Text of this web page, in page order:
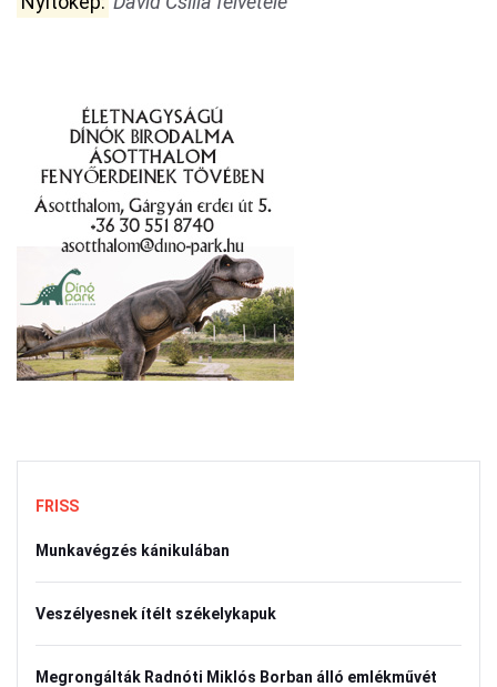
FRISS
Munkavégzés kánikulában
Veszélyesnek ítélt székelykapuk
Megrongálták Radnóti Miklós Borban álló emlékművét